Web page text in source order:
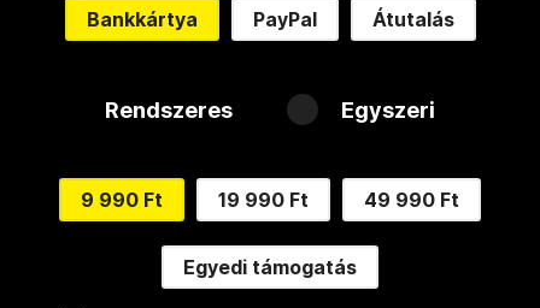
Bankkártya PayPal Átutalás
Rendszeres Egyszeri
9 990 Ft 19 990 Ft 49 990 Ft
Egyedi támogatás